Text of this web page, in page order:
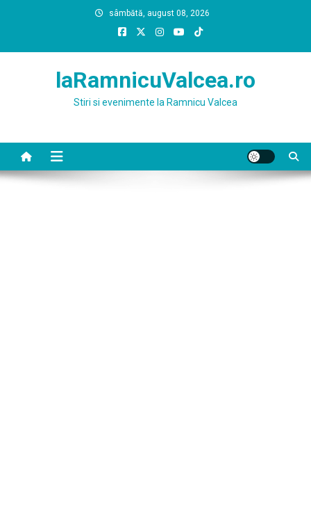
sâmbătă, august 08, 2026
laRamnicuValcea.ro
Stiri si evenimente la Ramnicu Valcea